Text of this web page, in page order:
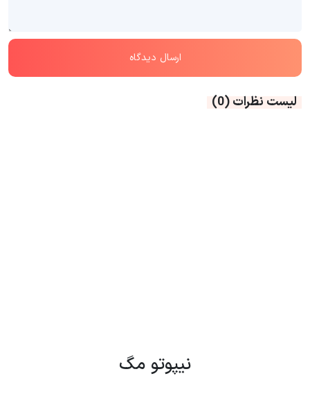
لیست نظرات(0)
نیپوتو مگ